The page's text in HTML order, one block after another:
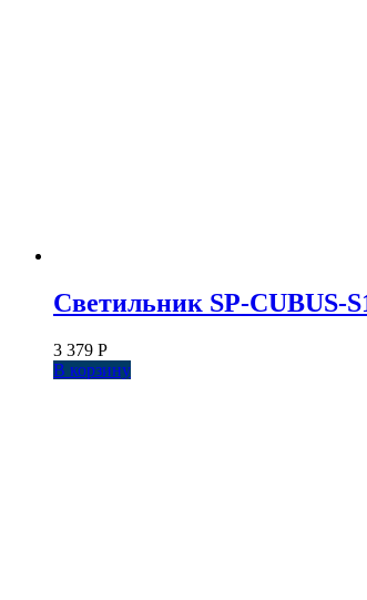
Светильник SP-CUBUS-
3 379 Р
В корзину